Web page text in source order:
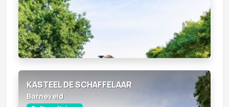
KASTEEL DE SCHAFFELAAR
Barneveld